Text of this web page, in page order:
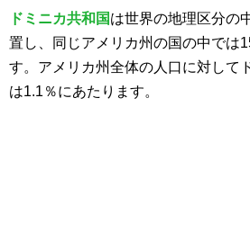
ドミニカ共和国は世界の地理区分の
置し、同じアメリカ州の国の中では
す。アメリカ州全体の人口に対して
は1.1％にあたります。